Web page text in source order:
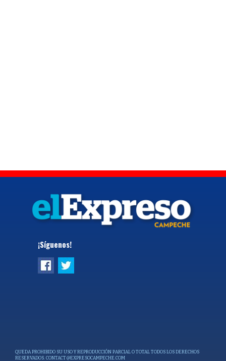
¡Síguenos!
QUEDA PROHIBIDO SU USO Y REPRODUCCIÓN PARCIAL O TOTAL TODOS LOS DERECHOS
RESERVADOS. CONTACT@EXPRESOCAMPECHE.COM